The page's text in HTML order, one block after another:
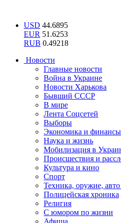
USD 44.6895
EUR 51.6253
RUB 0.49218
Новости
Главные новости
Война в Украине
Новости Харькова
Бывший СССР
В мире
Лента Соцсетей
Выборы
Экономика и финансы
Наука и жизнь
Мобилизация в
Происшествия и
Культура и кино
Спорт
Техника, оружие,
Полицейская хроника
Религия
С юмором по жизни
Афиша